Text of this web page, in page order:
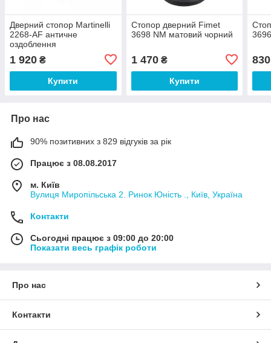
Дверний стопор Martinelli
2268-AF античне
оздоблення
1 920 ₴
Купити
Стопор дверний Fimet
3698 NM матовий чорний
1 470₴
Купити
830
Про нас
90% позитивних з 829 відгуків за рік
Працює з 08.08.2017
м. Київ
Вулиця Миропільська 2. Ринок Юність ., Київ, Україна
Контакти
Сьогодні працює з 09:00 до 20:00
Показати весь графік роботи
Про нас
Контакти